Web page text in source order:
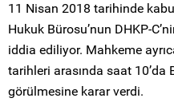
11 Nisan 2018 tarihinde
Hukuk Bürosu’nun DHKP-
iddia ediliyor. Mahkeme
tarihleri arasında saat 10’da
görülmesine karar verdi.